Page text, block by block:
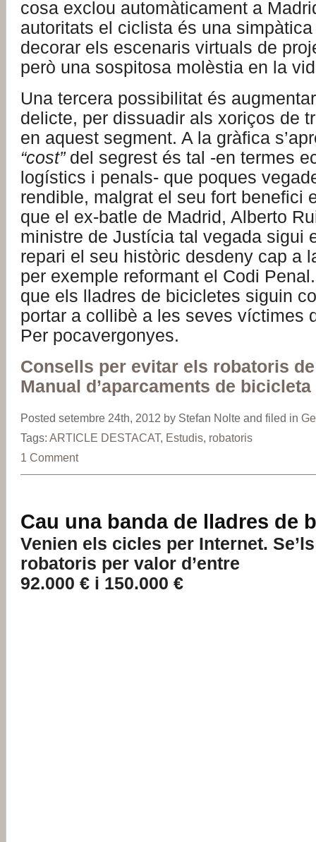
cosa exclou automàticament a
autoritats el ciclista és una
decorar els escenaris virtuals de
però una sospitosa molèstia en la
Una tercera possibilitat és augmentar
delicte, per dissuadir als xoriços de
en aquest segment. A la gràfica
“cost”del segrest és tal -en termes
logístics i penals- que poques
rendible, malgrat el seu fort benefici
que el ex-batle de Madrid, Alberto
ministre de Justícia tal vegada sigui
repari el seu històric desdeny cap a
per exemple reformant el Codi
que els lladres de bicicletes siguin
portar a collibè a les seves víctimes
Per pocavergonyes.
Consells per evitar els robatoris
Manual d’aparcaments de bicicleta
Posted setembre 24th, 2012 by Stefan Nolte and filed in
Tags: ARTICLE DESTACAT, Estudis robatoris
1 Comment
Cau una banda de lladres de
Venien els cicles per Internet.
robatoris per valor d’entre
92.000 € i 150.000 €